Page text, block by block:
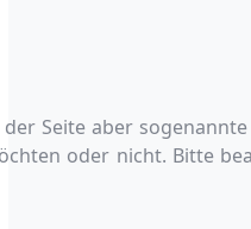
Seite aber
oder nicht. Bitte